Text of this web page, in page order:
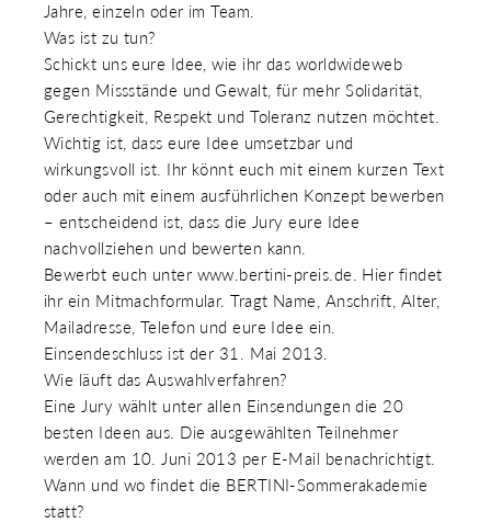
Jahre, einzeln oder im Team.
Was ist zu tun?
Schickt uns eure Idee, wie ihr das worldwideweb
gegen Missstände und Gewalt, für mehr Solidarität,
Gerechtigkeit, Respekt und Toleranz nutzen möchtet.
Wichtig ist, dass eure Idee umsetzbar und
wirkungsvoll ist. Ihr könnt euch mit einem kurzen Text
oder auch mit einem ausführlichen Konzept bewerben
– entscheidend ist, dass die Jury eure Idee
nachvollziehen und bewerten kann.
Bewerbt euch unter www.bertini-preis.de. Hier findet
ihr ein Mitmachformular. Tragt Name, Anschrift, Alter,
Mailadresse, Telefon und eure Idee ein.
Einsendeschluss ist der 31. Mai 2013.
Wie läuft das Auswahlverfahren?
Eine Jury wählt unter allen Einsendungen die 20
besten Ideen aus. Die ausgewählten Teilnehmer
werden am 10. Juni 2013 per E-Mail benachrichtigt.
Wann und wo findet die BERTINI-Sommerakademie
statt?